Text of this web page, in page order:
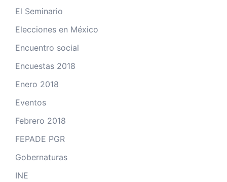
El Seminario
Elecciones en México
Encuentro social
Encuestas 2018
Enero 2018
Eventos
Febrero 2018
FEPADE PGR
Gobernaturas
INE